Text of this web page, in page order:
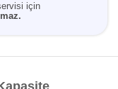
için